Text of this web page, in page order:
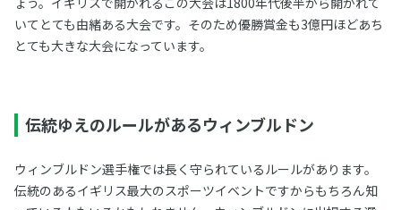
いてとても由緒ある大会です。そのため優勝賞金も3億円ほどあち
とても大きな大会になっています。
伝統ゆえのルールがあるウィンブルドン
ウィンブルドン選手権では長く守られているルールがあります。
伝統のあるイギリス最大のスポーツイベントですからもちろん知